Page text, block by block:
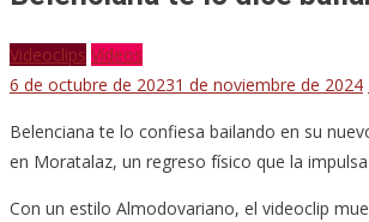
Videoclips Vídeos
6 de octubre de 20231 de noviembre de 2024
Belenciana te lo confiesa bailando en su
en Moratalaz, un regreso físico que la
Con un estilo Almodovariano, el videoclip